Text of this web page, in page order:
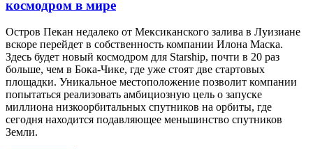
космодром в мире
Остров Пекан недалеко от Мексиканского залива в Луизиане
вскоре перейдет в собственность компании Илона Маска.
Здесь будет новый космодром для Starship, почти в 20 раз
больше, чем в Бока-Чике, где уже стоят две стартовых
площадки. Уникальное местоположение позволит компании
попытаться реализовать амбициозную цель о запуске
миллиона низкоорбитальных спутников на орбиты, где
сегодня находится подавляющее меньшинство спутников
Земли.